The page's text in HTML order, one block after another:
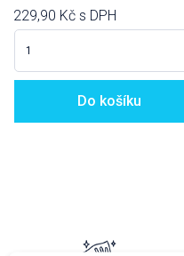
229,90 Kč s DPH
Do košíku